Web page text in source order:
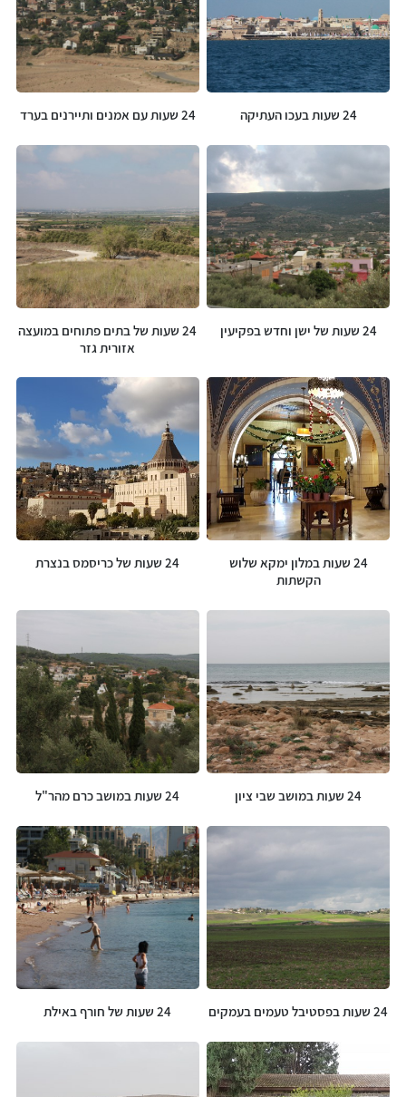
24 שעות בעכו העתיקה 24 שעות עם אמנים ותיירנים בערד
24 שעות של ישן וחדש בפקיעין
24 שעות של בתים פתוחים במועצה
אזורית גזר
24 שעות במלון ימקא שלוש
הקשתות
24 שעות של כריסמס בנצרת
24 שעות במושב שבי ציון 24 שעות במושב כרם מהר"ל
24 שעות בפסטיבל טעמים בעמקים 24 שעות של חורף באילת